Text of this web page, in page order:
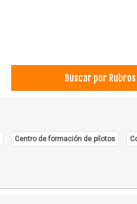
Buscar por Rubros
Centro de formación de pilotos